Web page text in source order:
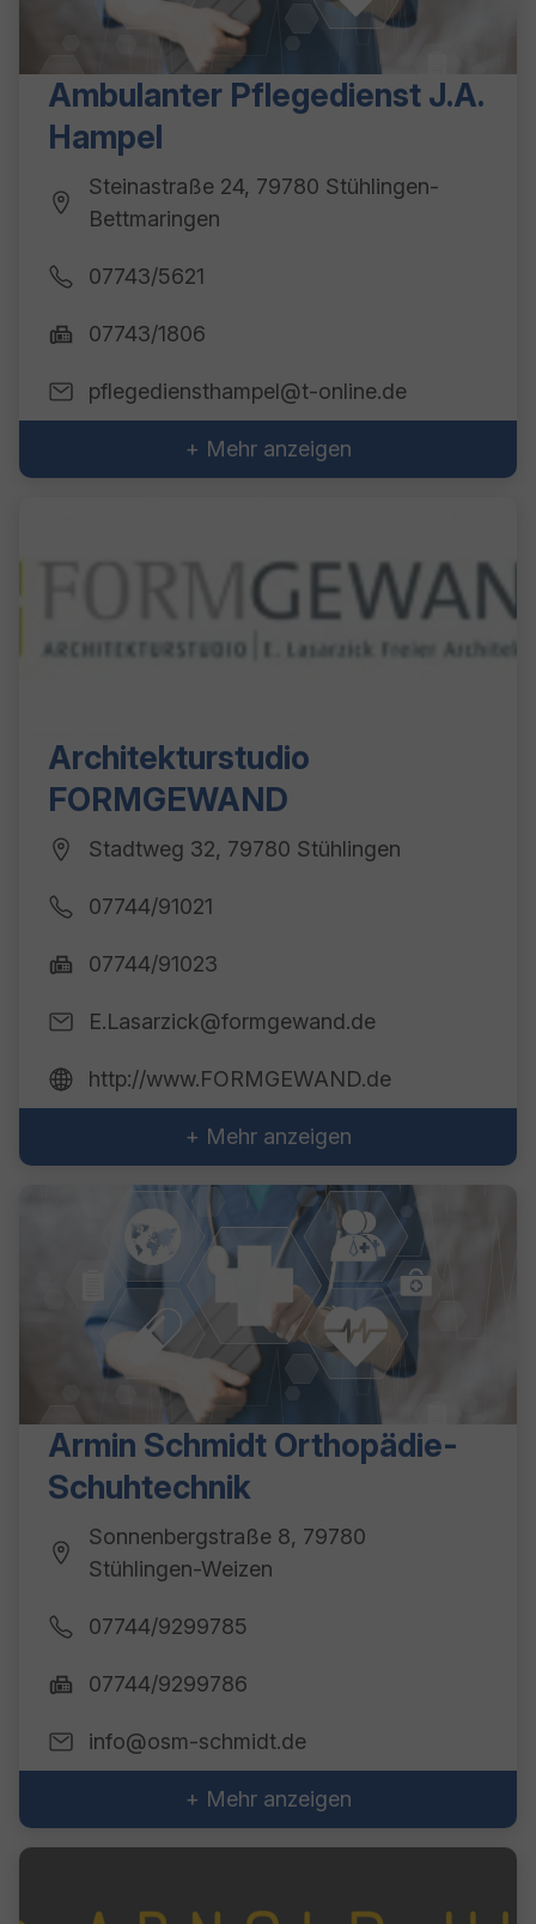
Ambulanter Pflegedienst J.A.
Hampel
Steinastraße 24, 79780 Stühlingen-
Bettmaringen
07743/5621
07743/1806
pflegediensthampel@t-online.de
+ Mehr anzeigen
Architekturstudio
FORMGEWAND
Stadtweg 32, 79780 Stühlingen
07744/91021
07744/91023
E.Lasarzick@formgewand.de
http://www.FORMGEWAND.de
+ Mehr anzeigen
Armin Schmidt Orthopädie-
Schuhtechnik
Sonnenbergstraße 8, 79780
Stühlingen-Weizen
07744/9299785
07744/9299786
info@osm-schmidt.de
+ Mehr anzeigen